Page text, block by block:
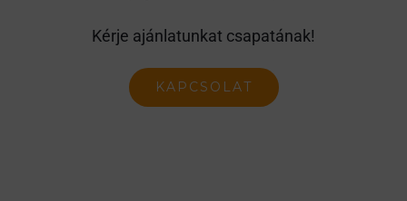
Kérje ajánlatunkat csapatának!
KAPCSOLAT